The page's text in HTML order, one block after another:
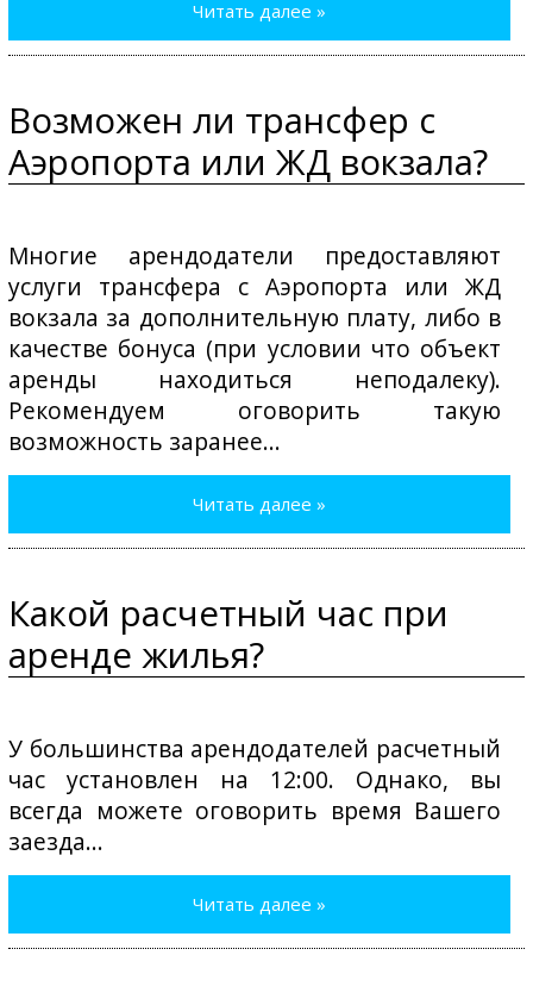
Читать далее »
Возможен ли трансфер с
Аэропорта или ЖД вокзала?
Многие арендодатели предоставляют
услуги трансфера с Аэропорта или ЖД
вокзала за дополнительную плату, либо в
качестве бонуса (при условии что объект
аренды находиться неподалеку).
Рекомендуем оговорить такую
возможность заранее...
Читать далее »
Какой расчетный час при
аренде жилья?
У большинства арендодателей расчетный
час установлен на 12:00. Однако, вы
всегда можете оговорить время Вашего
заезда...
Читать далее »